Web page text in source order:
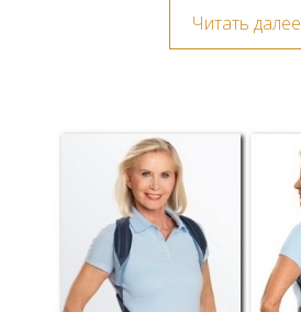
Читать далее